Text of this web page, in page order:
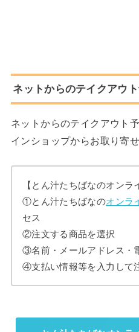
ネットからのテイクアウ
ネットからのテイクアウト
インショップからお取り寄
【とん汁たちばなのオンラ
①とん汁たちばなのオンラ
セス
②注文する商品を選択
③名前・メールアドレス・
④支払い情報等を入力して